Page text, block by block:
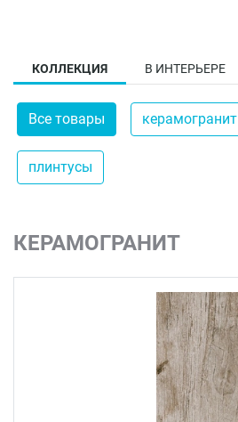
КОЛЛЕКЦИЯ В ИНТЕРЬЕРЕ
Все товары керамогранит
плинтусы
КЕРАМОГРАНИТ